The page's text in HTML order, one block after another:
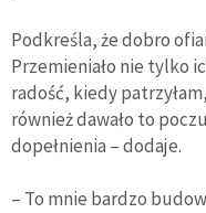
Podkreśla, że dobro
Przemieniało nie tylko
radość, kiedy
również dawało to
dopełnienia – dodaje.
– To mnie bardzo